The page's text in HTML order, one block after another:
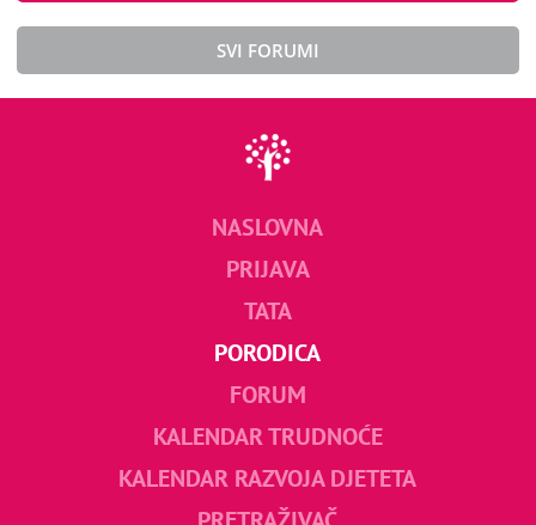
SVI FORUMI
NASLOVNA
PRIJAVA
TATA
PORODICA
FORUM
KALENDAR TRUDNOĆE
KALENDAR RAZVOJA DJETETA